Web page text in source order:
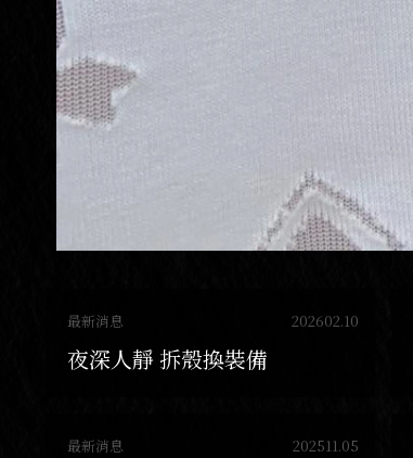
202602.10
最新消息
夜深人靜 拆殼換裝備
202511.05
最新消息